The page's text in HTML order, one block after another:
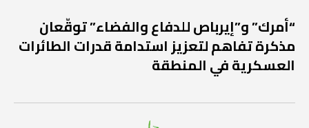
“أمرك” و”إيرباص للدفاع والفضاء” توقّعان
مذكرة تفاهم لتعزيز استدامة قدرات الطائرات
العسكرية في المنطقة